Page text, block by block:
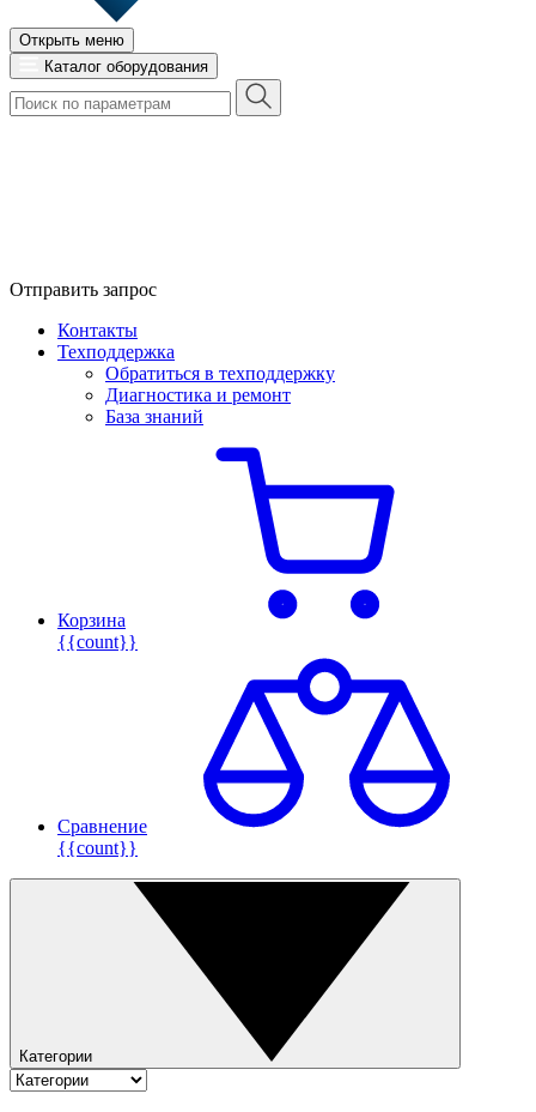
Открыть меню
Каталог оборудования
Отправить запрос
Контакты
Техподдержка
Обратиться в техподдержку
Диагностика и ремонт
База знаний
Корзина
{{count}}
Сравнение
{{count}}
Категории